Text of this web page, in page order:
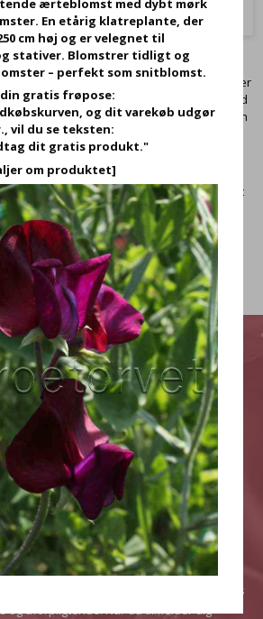
en solrig placering i veldrænet jord. Den tåler
og jorden bør derfor iblandes sand
dræning. I blomstringsperioden må planten
årlig tilbageskæring om foråret sikrer en
nyt blomsterflor.
lavendelfrø i forskellige farver og sorter –
sig somkrydderurt, og sorter, der primært
er velegnet til bede, krukker,
og passer perfekt ind i både formelle
HER!
NYHEDSBREV
rabatter, få gode tips. Meld dig til vores
og uforpligtende. Når du tilmelder dig
ærteblomst med dybt mørk
En etårig klatreplante, der
cm høj og er velegnet til
stativer. Blomstrer tidligt og
– perfekt som snitblomst.
din gratis frøpose:
og dit varekøb udgør
vil du se teksten:
dit gratis produkt."
om produktet]